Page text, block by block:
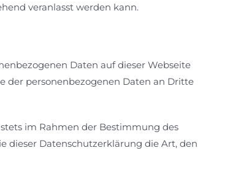
veranlasst werden kann.
Daten auf dieser Webseite
der personenbezogenen Daten an Dritte
im Rahmen der Bestimmung des
dieser Datenschutzerklärung die Art, den